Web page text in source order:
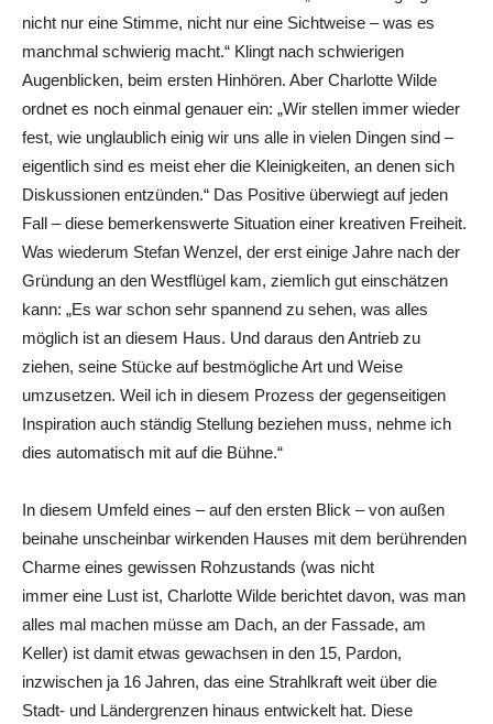
nicht nur eine Stimme, nicht nur eine Sichtweise – was es
manchmal schwierig macht.“ Klingt nach schwierigen
Augenblicken, beim ersten Hinhören. Aber Charlotte Wilde
ordnet es noch einmal genauer ein: „Wir stellen immer wieder
fest, wie unglaublich einig wir uns alle in vielen Dingen sind –
eigentlich sind es meist eher die Kleinigkeiten, an denen sich
Diskussionen entzünden.“ Das Positive überwiegt auf jeden
Fall – diese bemerkenswerte Situation einer kreativen Freiheit.
Was wiederum Stefan Wenzel, der erst einige Jahre nach der
Gründung an den Westflügel kam, ziemlich gut einschätzen
kann: „Es war schon sehr spannend zu sehen, was alles
möglich ist an diesem Haus. Und daraus den Antrieb zu
ziehen, seine Stücke auf bestmögliche Art und Weise
umzusetzen. Weil ich in diesem Prozess der gegenseitigen
Inspiration auch ständig Stellung beziehen muss, nehme ich
dies automatisch mit auf die Bühne.“
In diesem Umfeld eines – auf den ersten Blick – von außen
beinahe unscheinbar wirkenden Hauses mit dem berührenden
Charme eines gewissen Rohzustands (was nicht
immer eine Lust ist, Charlotte Wilde berichtet davon, was man
alles mal machen müsse am Dach, an der Fassade, am
Keller) ist damit etwas gewachsen in den 15, Pardon,
inzwischen ja 16 Jahren, das eine Strahlkraft weit über die
Stadt- und Ländergrenzen hinaus entwickelt hat. Diese